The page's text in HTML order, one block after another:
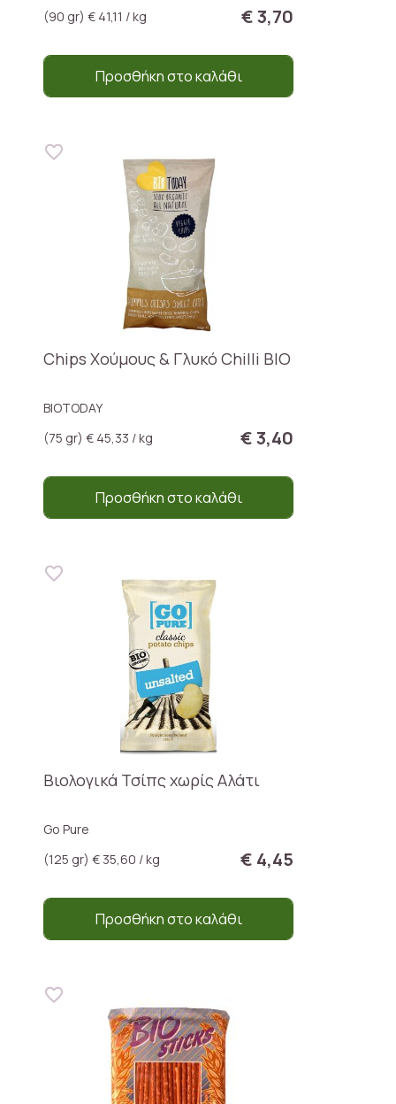
(90 gr) € 41,11 / kg € 3,70
Προσθήκη στο καλάθι
Chips Χούμους & Γλυκό Chilli BIO
BIOTODAY
(75 gr) € 45,33 / kg
€ 3,40
Προσθήκη στο καλάθι
Βιολογικά Τσίπς χωρίς Αλάτι
Go Pure
(125 gr) € 35,60 / kg
€ 4,45
Προσθήκη στο καλάθι